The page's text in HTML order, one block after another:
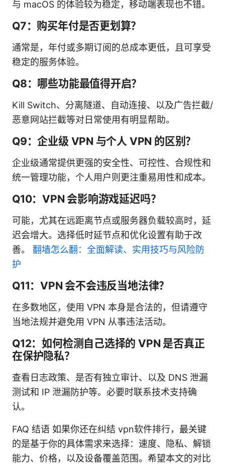
与 macOS 的体验较为稳定，移动端表现也不错。
Q7：购买年付是否更划算？
通常是，年付或多期订阅的总成本更低，且可享受
稳定的服务体验。
Q8：哪些功能最值得开启？
Kill Switch、分离隧道、自动连接、以及广告拦截/
恶意网站拦截等对日常使用有明显帮助。
Q9：企业级 VPN 与个人 VPN 的区别？
企业级通常提供更强的安全性、可控性、合规性和
统一管理功能，个人用户则更注重易用性和成本。
Q10：VPN 会影响游戏延迟吗？
可能，尤其在远距离节点或服务器负载较高时，延
迟会增大。选择低时延节点和优化设置有助于改
善。 翻墙怎么翻：全面解读、实用技巧与风险防
护
Q11：VPN 会不会违反当地法律？
在多数地区，使用 VPN 本身是合法的，但请遵守
当地法规并避免用 VPN 从事违法活动。
Q12：如何检测自己选择的 VPN 是否真正
在保护隐私？
查看日志政策、是否有独立审计、以及 DNS 泄漏
测试和 IP 泄漏防护等。必要时联系技术支持确
认。
FAQ 结语 如果你还在纠结 vpn软件排行，最关键
的是基于你的具体需求来选择：速度、隐私、解锁
能力、价格，以及设备覆盖范围。希望本文的对比